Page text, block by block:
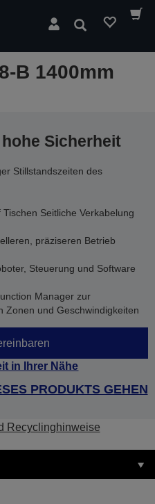
Suchen
B 1400mm
Sicherheit
Stillstandszeiten des
Seitliche Verkabelung
präziseren Betrieb
Steuerung und Software
Manager zur
Zonen und Geschwindigkeiten
in Ihrer Nähe
PRODUKTS GEHEN
Recyclinghinweise